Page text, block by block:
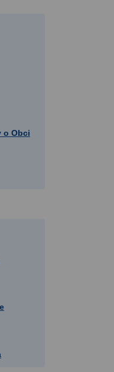
o Obci